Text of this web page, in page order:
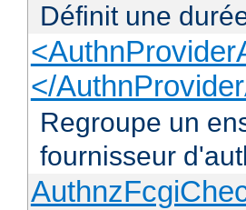
Définit une
</
Regroupe un
fournisseur